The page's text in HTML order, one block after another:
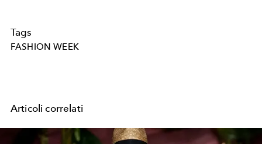
Tags
FASHION WEEK
Articoli correlati